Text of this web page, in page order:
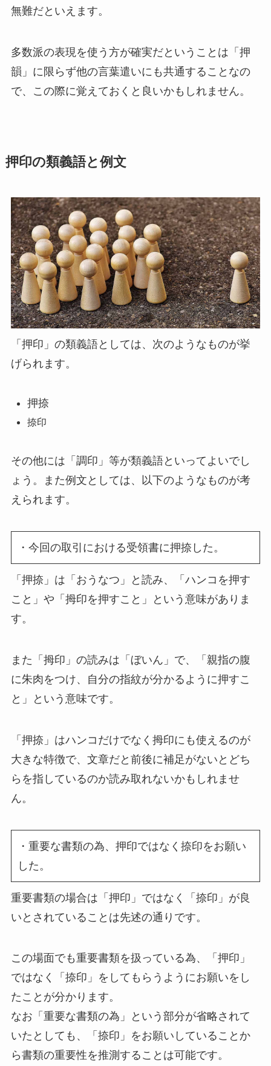
無難だといえます。
多数派の表現を使う方が確実だということは「押
韻」に限らず他の言葉遣いにも共通することなの
で、この際に覚えておくと良いかもしれません。
押印の類義語と例文
「押印」の類義語としては、次のようなものが挙
げられます。
押捺
捺印
その他には「調印」等が類義語といってよいでし
ょう。また例文としては、以下のようなものが考
えられます。
・今回の取引における受領書に押捺した。
「押捺」は「おうなつ」と読み、「ハンコを押す
こと」や「拇印を押すこと」という意味がありま
す。
また「拇印」の読みは「ぼいん」で、「親指の腹
に朱肉をつけ、自分の指紋が分かるように押すこ
と」という意味です。
「押捺」はハンコだけでなく拇印にも使えるのが
大きな特徴で、文章だと前後に補足がないとどち
らを指しているのか読み取れないかもしれませ
ん。
・重要な書類の為、押印ではなく捺印をお願い
した。
重要書類の場合は「押印」ではなく「捺印」が良
いとされていることは先述の通りです。
この場面でも重要書類を扱っている為、「押印」
ではなく「捺印」をしてもらうようにお願いをし
たことが分かります。
なお「重要な書類の為」という部分が省略されて
いたとしても、「捺印」をお願いしていることか
ら書類の重要性を推測することは可能です。